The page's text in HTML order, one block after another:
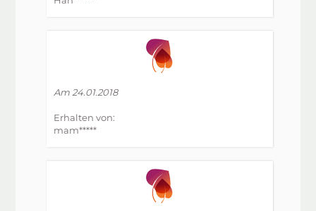
Am 24.01.2018
Erhalten von:
mam*****